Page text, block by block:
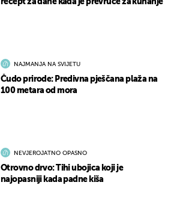
NAJMANJA NA SVIJETU
Čudo prirode: Predivna pješčana plaža na
100 metara od mora
NEVJEROJATNO OPASNO
Otrovno drvo: Tihi ubojica koji je
najopasniji kada padne kiša